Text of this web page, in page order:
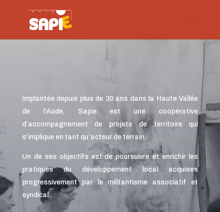
Implantée depuis plus de 30 ans dans la Haute Vallée
de l’Aude, Sapie est une coopérative
d’accompagnement de projets de territoire qui
s’implique en tant qu’acteur de terrain.
Un de ses objectifs est de poursuivre et enrichir les
pratiques du développement local acquises
progressivement par le militantisme associatif et
syndical.